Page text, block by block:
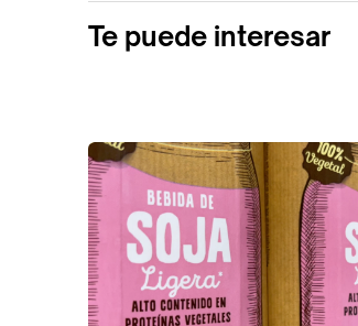
Te puede interesar